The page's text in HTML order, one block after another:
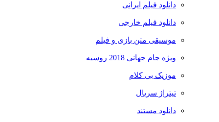
دانلود فیلم ایرانی
دانلود فیلم خارجی
موسیقی متن بازی و فیلم
ویژه جام جهانی 2018 روسیه
موزیک بی کلام
تیتراژ سریال
دانلود مستند